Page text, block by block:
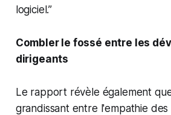
logiciel.”
Combler le fossé entre les
dirigeants
Le rapport révèle également
grandissant entre l'empathie